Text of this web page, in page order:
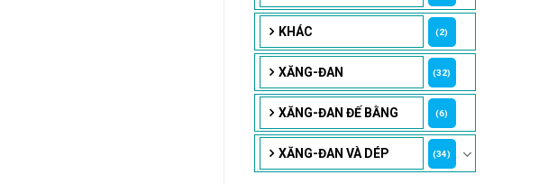
KHÁC (2)
XĂNG-ĐAN (32)
XĂNG-ĐAN ĐẾ BẰNG (6)
XĂNG-ĐAN VÀ DÉP (34)